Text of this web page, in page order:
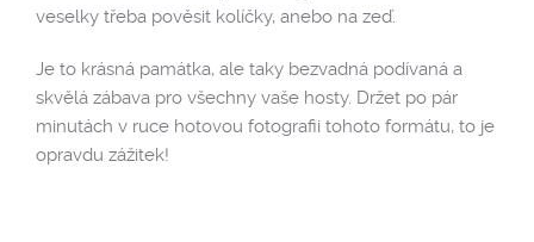
veselky třeba pověsit kolíčky, anebo na zeď.
Je to krásná památka, ale taky bezvadná podívaná a
skvělá zábava pro všechny vaše hosty. Držet po pár
minutách v ruce hotovou fotografii tohoto formátu, to je
opravdu zážitek!